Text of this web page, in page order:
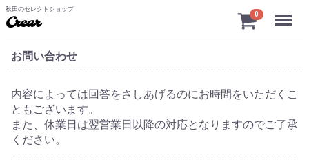
秋田のセレクトショップ
Crear
0 Menu
お問い合わせ
内容によっては回答をさしあげるのにお時間をいただくこ
ともございます。
また、休業日は翌営業日以降の対応となりますのでご了承
ください。